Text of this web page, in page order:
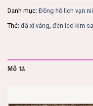
Danh mục: Đồng hồ lịch vạn
Thẻ: đá xi vàng đèn led kim sa
Mô tả